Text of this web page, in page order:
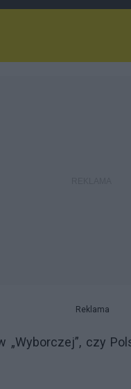
Reklama
„Wyborczej”, czy